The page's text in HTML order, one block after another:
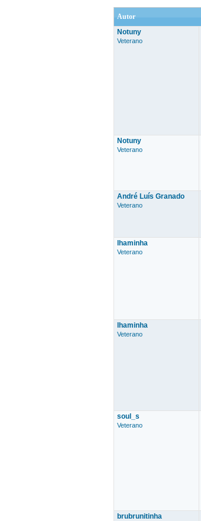
Autor
Notuny
Veterano
Notuny
Veterano
André Luís Granado
Veterano
lhaminha
Veterano
lhaminha
Veterano
soul_s
Veterano
brubrunitinha